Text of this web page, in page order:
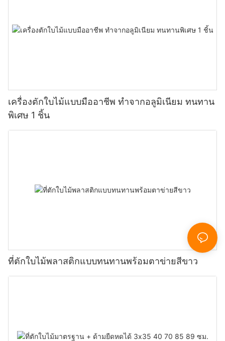
เครื่องตักใบไม้แบบมืออาชีพ ทำจากอลูมิเนียม ทนทาน
พิเศษ 1 ชิ้น
ที่ตักใบไม้พลาสติกแบบทนทานพร้อมตาข่ายสีขาว